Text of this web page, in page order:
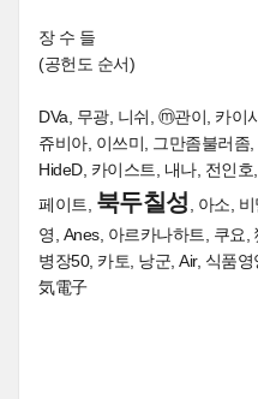
장 수 들
(공헌도 순서)
DVa, 무광, 니쉬, ⓜ관이, 카이
쥬비아, 이쓰미, 그만좀불러좀
HideD, 카이스트, 내나, 전인
페이트, 북두칠성 , 아소,
영, Anes, 아르카나하트, 쿠요
병장50, 카토, 낭군, Air, 식품
気電子